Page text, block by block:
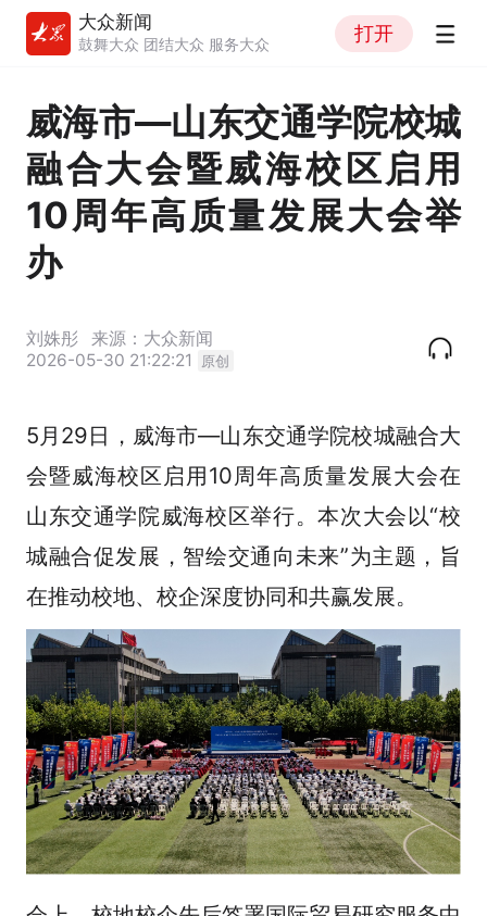
大众新闻
鼓舞大众 团结大众 服务大众
打开
威海市—山东交通学院校城
融合大会暨威海校区启用
10周年高质量发展大会举
办
刘姝彤
来源：大众新闻
2026-05-30 21:22:21
原创
5月29日，威海市—山东交通学院校城融合大
会暨威海校区启用10周年高质量发展大会在
山东交通学院威海校区举行。本次大会以“校
城融合促发展，智绘交通向未来”为主题，旨
在推动校地、校企深度协同和共赢发展。